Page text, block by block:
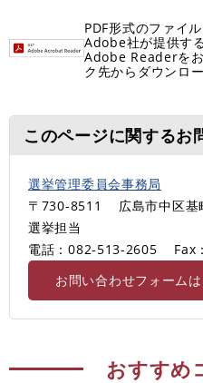
PDF形式のファイ
Adobe社が提供す
Adobe Readerを
ク先からダウンロ
このページに関するお
選挙管理委員会事務局
〒730-8511
広島市中区
選挙担当
電話：082-513-2605
Fax
お問い合わせフォーム
おすすめ